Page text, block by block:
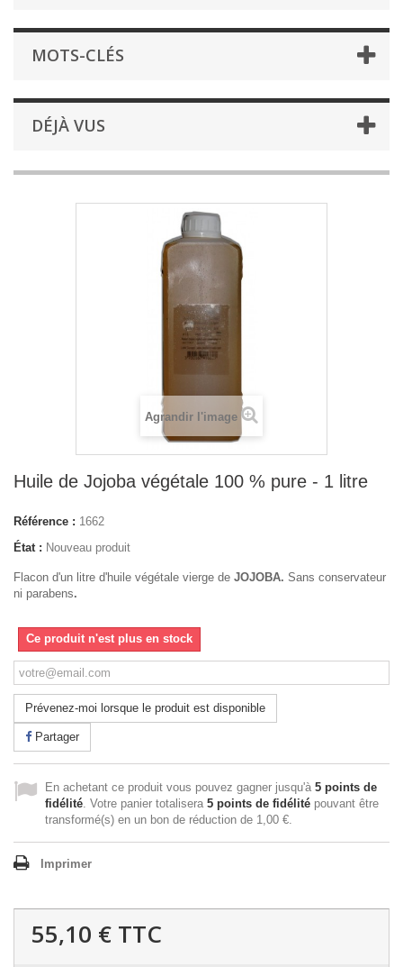
MOTS-CLÉS
DÉJÀ VUS
Agrandir l'image
Huile de Jojoba végétale 100 % pure - 1 litre
Référence : 1662
État : Nouveau produit
Flacon d'un litre d'huile végétale vierge de JOJOBA. Sans conservateur
ni parabens.
Ce produit n'est plus en stock
Prévenez-moi lorsque le produit est disponible
Partager
En achetant ce produit vous pouvez gagner jusqu'à 5 points de
fidélité. Votre panier totalisera 5 points de fidélité pouvant être
transformé(s) en un bon de réduction de 1,00 €.
Imprimer
55,10 € TTC